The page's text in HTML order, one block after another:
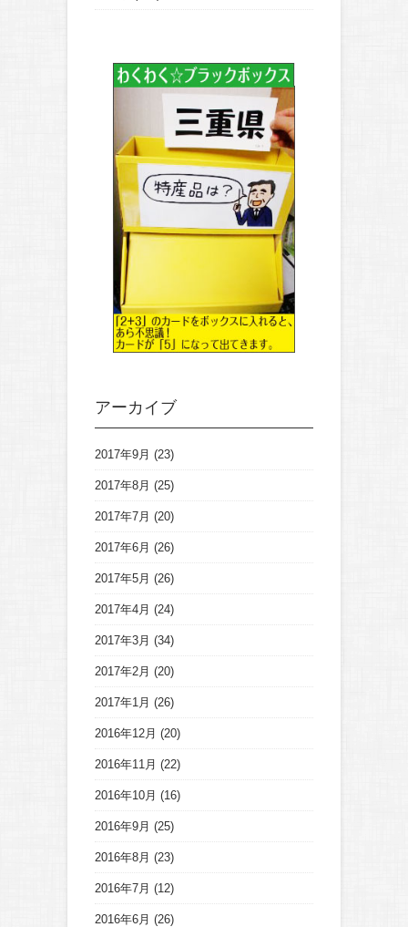
アーカイブ
2017年9月 (23)
2017年8月 (25)
2017年7月 (20)
2017年6月 (26)
2017年5月 (26)
2017年4月 (24)
2017年3月 (34)
2017年2月 (20)
2017年1月 (26)
2016年12月 (20)
2016年11月 (22)
2016年10月 (16)
2016年9月 (25)
2016年8月 (23)
2016年7月 (12)
2016年6月 (26)